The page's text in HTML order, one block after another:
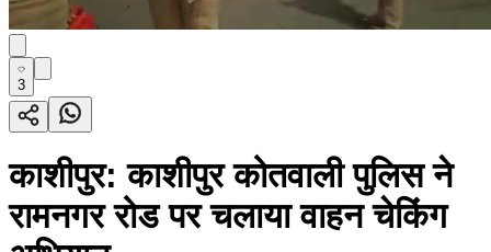
3
काशीपुर: काशीपुर कोतवाली पुलिस ने
रामनगर रोड पर चलाया वाहन चेकिंग